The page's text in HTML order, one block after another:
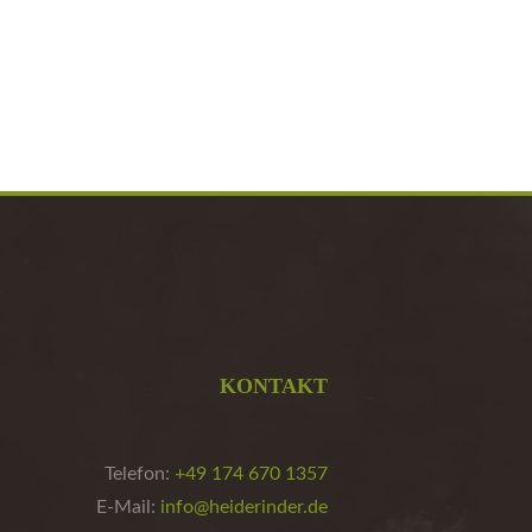
KONTAKT
Telefon: +49 174 670 1357
E-Mail: info@heiderinder.de